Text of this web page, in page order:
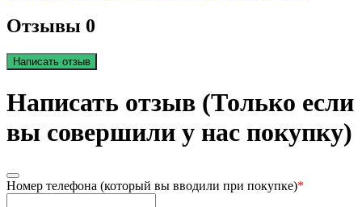
Отзывы 0
Написать отзыв
Написать отзыв (Только если
вы совершили у нас покупку)
Номер телефона (который вы вводили при покупке)*